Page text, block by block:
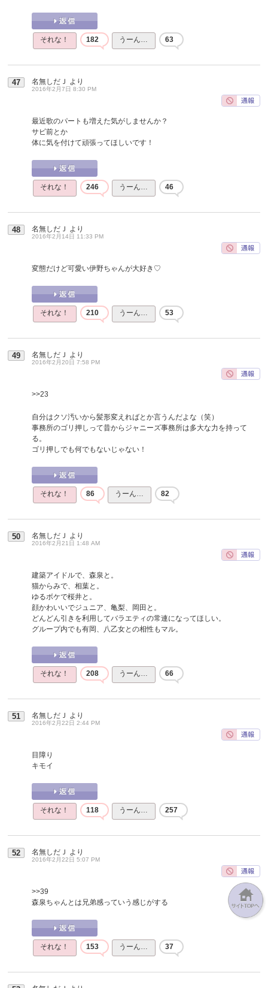
それな！ 182 うーん… 63
47 名無しだＪ より
2016年2月7日 8:30 PM
最近歌のパートも増えた気がしませんか？
サビ前とか
体に気を付けて頑張ってほしいです！
それな！ 246 うーん… 46
48 名無しだＪ より
2016年2月14日 11:33 PM
変態だけど可愛い伊野ちゃんが大好き♡
それな！ 210 うーん… 53
49 名無しだＪ より
2016年2月20日 7:58 PM
>>23
自分はクソ汚いから髪形変えればとか言うんだよな（笑）
事務所のゴリ押しって昔からジャニーズ事務所は多大な力を持って
る。
ゴリ押しでも何でもないじゃない！
それな！ 86 うーん… 82
50 名無しだＪ より
2016年2月21日 1:48 AM
建築アイドルで、森泉と。
猫からみで、相葉と。
ゆるボケで桜井と。
顔かわいいでジュニア、亀梨、岡田と。
どんどん引きを利用してバラエティの常連になってほしい。
グループ内でも有岡、八乙女との相性もマル。
それな！ 208 うーん… 66
51 名無しだＪ より
2016年2月22日 2:44 PM
目障り
キモイ
それな！ 118 うーん… 257
52 名無しだＪ より
2016年2月22日 5:07 PM
>>39
森泉ちゃんとは兄弟感っていう感じがする
それな！ 153 うーん… 37